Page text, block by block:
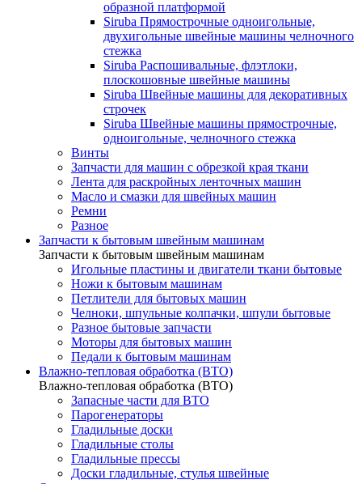
образной платформой
Siruba Прямострочные одноигольные,
двухигольные швейные машины челночного
стежка
Siruba Распошивальные, флэтлоки,
плоскошовные швейные машины
Siruba Швейные машины для декоративных
строчек
Siruba Швейные машины прямострочные,
одноигольные, челночного стежка
Винты
Запчасти для машин с обрезкой края ткани
Лента для раскройных ленточных машин
Масло и смазки для швейных машин
Ремни
Разное
Запчасти к бытовым швейным машинам
Запчасти к бытовым швейным машинам
Игольные пластины и двигатели ткани бытовые
Ножи к бытовым машинам
Петлители для бытовых машин
Челноки, шпульные колпачки, шпули бытовые
Разное бытовые запчасти
Моторы для бытовых машин
Педали к бытовым машинам
Влажно-тепловая обработка (ВТО)
Влажно-тепловая обработка (ВТО)
Запасные части для ВТО
Парогенераторы
Гладильные доски
Гладильные столы
Гладильные прессы
Доски гладильные, стулья швейные